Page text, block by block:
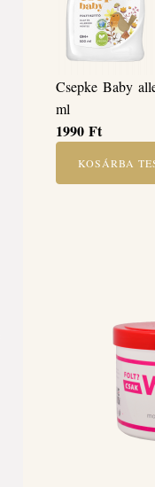
Csepke Baby
ml
1990Ft
KOSÁRBA